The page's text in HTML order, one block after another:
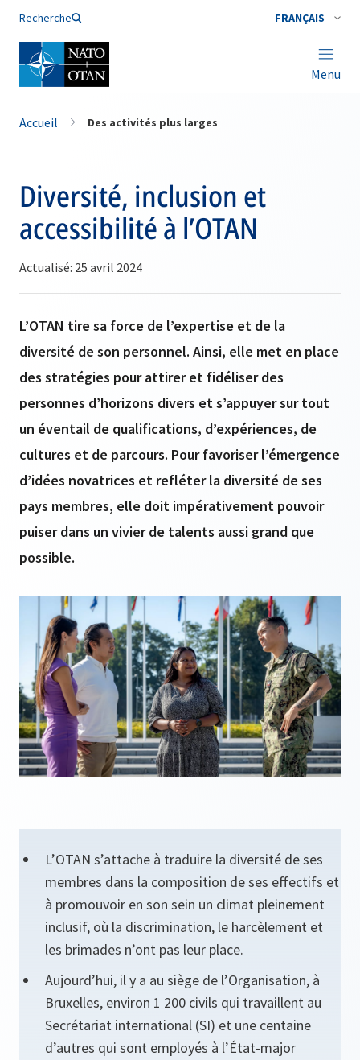
Recherche FRANÇAIS
Menu
Nom de famille*
Accueil Des activités plus larges
Diversité, inclusion et
accessibilité à l’OTAN
Actualisé: 25 avril 2024
L’OTAN tire sa force de l’expertise et de la
diversité de son personnel. Ainsi, elle met en place
des stratégies pour attirer et fidéliser des
personnes d’horizons divers et s’appuyer sur tout
un éventail de qualifications, d’expériences, de
cultures et de parcours. Pour favoriser l’émergence
d’idées novatrices et refléter la diversité de ses
pays membres, elle doit impérativement pouvoir
puiser dans un vivier de talents aussi grand que
possible.
L’OTAN s’attache à traduire la diversité de ses
membres dans la composition de ses effectifs et
à promouvoir en son sein un climat pleinement
inclusif, où la discrimination, le harcèlement et
les brimades n’ont pas leur place.
Aujourd’hui, il y a au siège de l’Organisation, à
Bruxelles, environ 1 200 civils qui travaillent au
Secrétariat international (SI) et une centaine
d’autres qui sont employés à l’État-major